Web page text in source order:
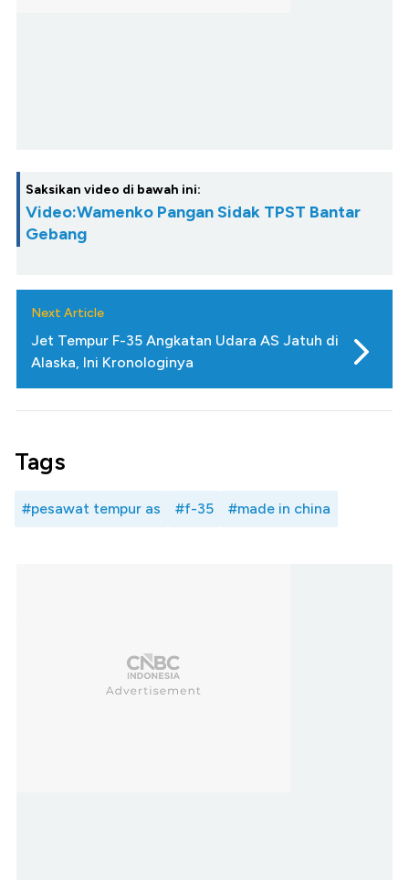
Saksikan video di bawah ini:
Video:Wamenko Pangan Sidak TPST Bantar
Gebang
Next Article
Jet Tempur F-35 Angkatan Udara AS Jatuh di
Alaska, Ini Kronologinya
Tags
#pesawat tempur as #f-35 #made in china